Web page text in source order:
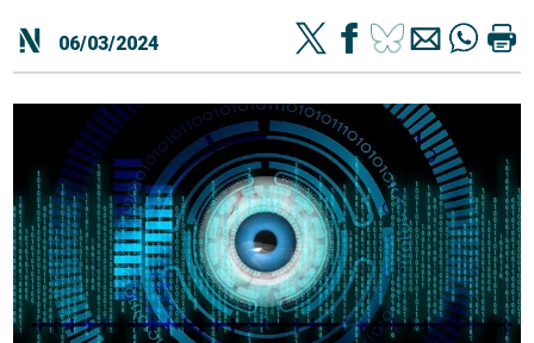
06/03/2024